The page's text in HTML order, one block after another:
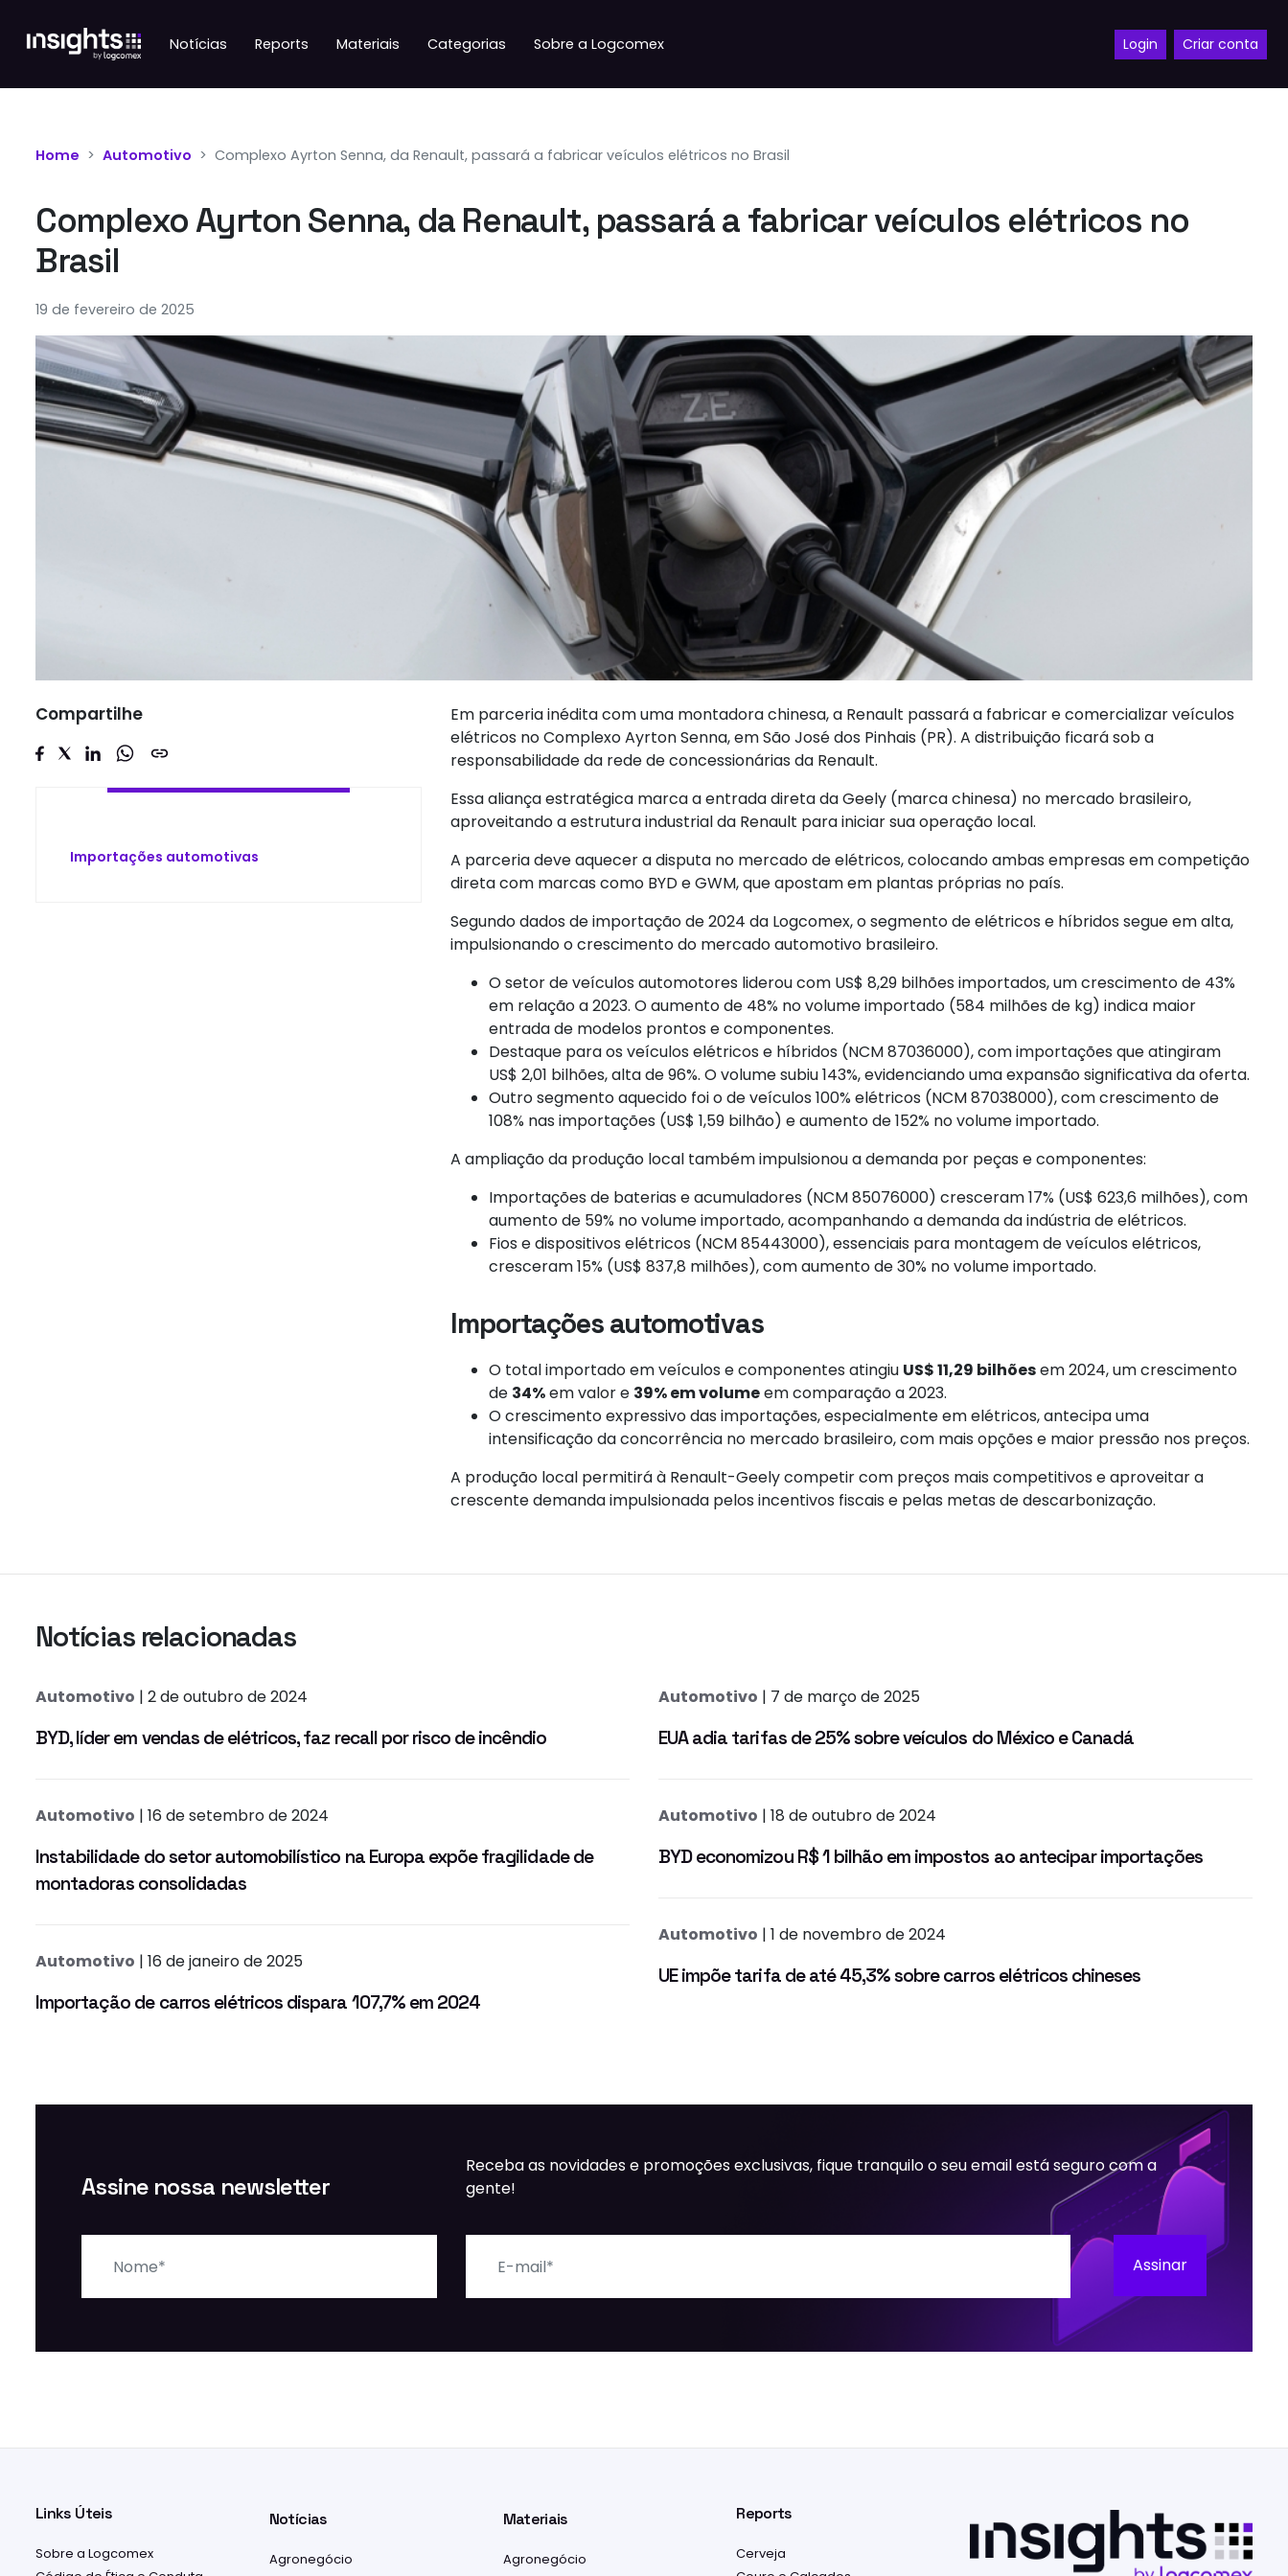
Notícias Reports Materiais Categorias Sobre a Logcomex Login Criar conta
Home Automotivo Complexo Ayrton Senna, da Renault, passará a fabricar veículos elétricos no Brasil
Complexo Ayrton Senna, da Renault, passará a fabricar veículos elétricos no
Brasil
19 de fevereiro de 2025
Compartilhe
Importações automotivas
Em parceria inédita com uma montadora chinesa, a Renault passará a fabricar e comercializar veículos
elétricos no Complexo Ayrton Senna, em São José dos Pinhais (PR). A distribuição ficará sob a
responsabilidade da rede de concessionárias da Renault.
Essa aliança estratégica marca a entrada direta da Geely (marca chinesa) no mercado brasileiro,
aproveitando a estrutura industrial da Renault para iniciar sua operação local.
A parceria deve aquecer a disputa no mercado de elétricos, colocando ambas empresas em competição
direta com marcas como BYD e GWM, que apostam em plantas próprias no país.
Segundo dados de importação de 2024 da Logcomex, o segmento de elétricos e híbridos segue em alta,
impulsionando o crescimento do mercado automotivo brasileiro.
O setor de veículos automotores liderou com US$ 8,29 bilhões importados, um crescimento de 43%
em relação a 2023. O aumento de 48% no volume importado (584 milhões de kg) indica maior
entrada de modelos prontos e componentes.
Destaque para os veículos elétricos e híbridos (NCM 87036000), com importações que atingiram
US$ 2,01 bilhões, alta de 96%. O volume subiu 143%, evidenciando uma expansão significativa da oferta.
Outro segmento aquecido foi o de veículos 100% elétricos (NCM 87038000), com crescimento de
108% nas importações (US$ 1,59 bilhão) e aumento de 152% no volume importado.
A ampliação da produção local também impulsionou a demanda por peças e componentes:
Importações de baterias e acumuladores (NCM 85076000) cresceram 17% (US$ 623,6 milhões), com
aumento de 59% no volume importado, acompanhando a demanda da indústria de elétricos.
Fios e dispositivos elétricos (NCM 85443000), essenciais para montagem de veículos elétricos,
cresceram 15% (US$ 837,8 milhões), com aumento de 30% no volume importado.
Importações automotivas
O total importado em veículos e componentes atingiu US$ 11,29 bilhõesem 2024, um crescimento
de 34%em valor e 39% em volumeem comparação a 2023.
O crescimento expressivo das importações, especialmente em elétricos, antecipa uma
intensificação da concorrência no mercado brasileiro, com mais opções e maior pressão nos preços.
A produção local permitirá à Renault-Geely competir com preços mais competitivos e aproveitar a
crescente demanda impulsionada pelos incentivos fiscais e pelas metas de descarbonização.
Notícias relacionadas
Automotivo | 2 de outubro de 2024
BYD, líder em vendas de elétricos, faz recall por risco de incêndio
Automotivo | 16 de setembro de 2024
Instabilidade do setor automobilístico na Europa expõe fragilidade de
montadoras consolidadas
Automotivo | 16 de janeiro de 2025
Importação de carros elétricos dispara 107,7% em 2024
Automotivo | 7 de março de 2025
EUA adia tarifas de 25% sobre veículos do México e Canadá
Automotivo | 18 de outubro de 2024
BYD economizou R$ 1 bilhão em impostos ao antecipar importações
Automotivo | 1 de novembro de 2024
UE impõe tarifa de até 45,3% sobre carros elétricos chineses
Assine nossa newsletter
Receba as novidades e promoções exclusivas, fique tranquilo o seu email está seguro com a
gente!
Assinar
Links Úteis
Sobre a Logcomex
Notícias
Agronegócio
Materiais
Agronegócio
Reports
Cerveja